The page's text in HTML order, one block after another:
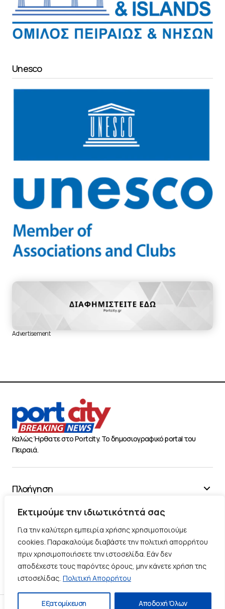
Εκτιμούμε την ιδιωτικότητά σας
Για την καλύτερη εμπειρία χρήσης χρησιμοποιούμε
cookies. Παρακαλούμε διαβάστε την πολιτική απορρήτου
πριν χρησιμοποιήσετε την ιστοσελίδα. Εάν δεν
αποδέχεστε τους παρόντες όρους, μην κάνετε χρήση της
ιστοσελίδας. Πολιτική Απορρήτου
Εξατομίκευση Αποδοχή Όλων
Unesco
Advertisement
Καλώς Ήρθατε στο Portcity. Το δημοσιογραφικό portal του
Πειραιά.
Πλοήγηση
Χρήσιμα
Διάφορα
Ακολουθήστε μας
Πολιτική ΑπορρήτουΠολιτική Cookies Επικοινωνία